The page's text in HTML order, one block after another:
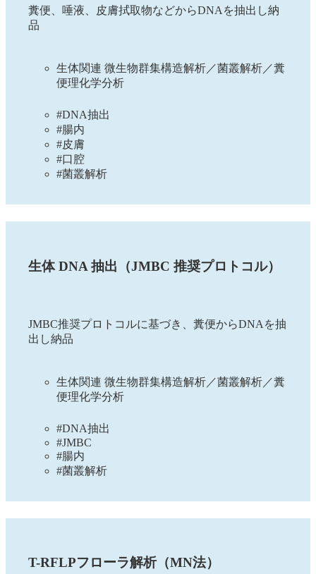
糞便、唾液、皮膚拭取物などからDNAを抽出し納
品
生体関連 微生物群集構造解析／菌叢解析／糞
便理化学分析
#DNA抽出
#腸内
#皮膚
#口腔
#菌叢解析
生体 DNA 抽出（JMBC 推奨プロトコル）
JMBC推奨プロトコルに基づき、糞便からDNAを抽
出し納品
生体関連 微生物群集構造解析／菌叢解析／糞
便理化学分析
#DNA抽出
#JMBC
#腸内
#菌叢解析
T-RFLPフローラ解析（MN法）